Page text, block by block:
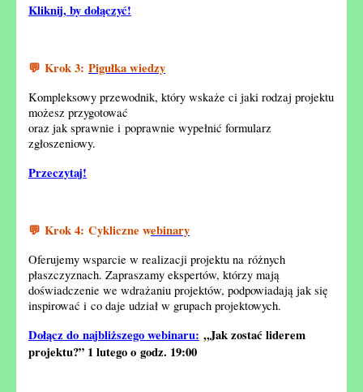
Kliknij, by dołączyć!
💬 Krok 3: Pigułka wiedzy
Kompleksowy przewodnik, który wskaże ci jaki rodzaj projektu
możesz przygotować
oraz jak sprawnie i poprawnie wypełnić formularz
zgłoszeniowy.
Przeczytaj!
💬 Krok 4: Cykliczne webinary
Oferujemy wsparcie w realizacji projektu na różnych
płaszczyznach. Zapraszamy ekspertów, którzy mają
doświadczenie we wdrażaniu projektów, podpowiadają jak się
inspirować i co daje udział w grupach projektowych.
Dołącz do najbliższego webinaru: ,,Jak zostać liderem
projektu?” 1 lutego o godz. 19:00